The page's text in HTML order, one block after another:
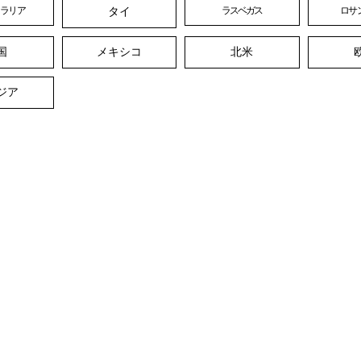
リア タイ ラスベガス ロサ
メキシコ 北米
ア